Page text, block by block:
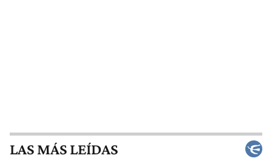
LAS MÁS LEÍDAS